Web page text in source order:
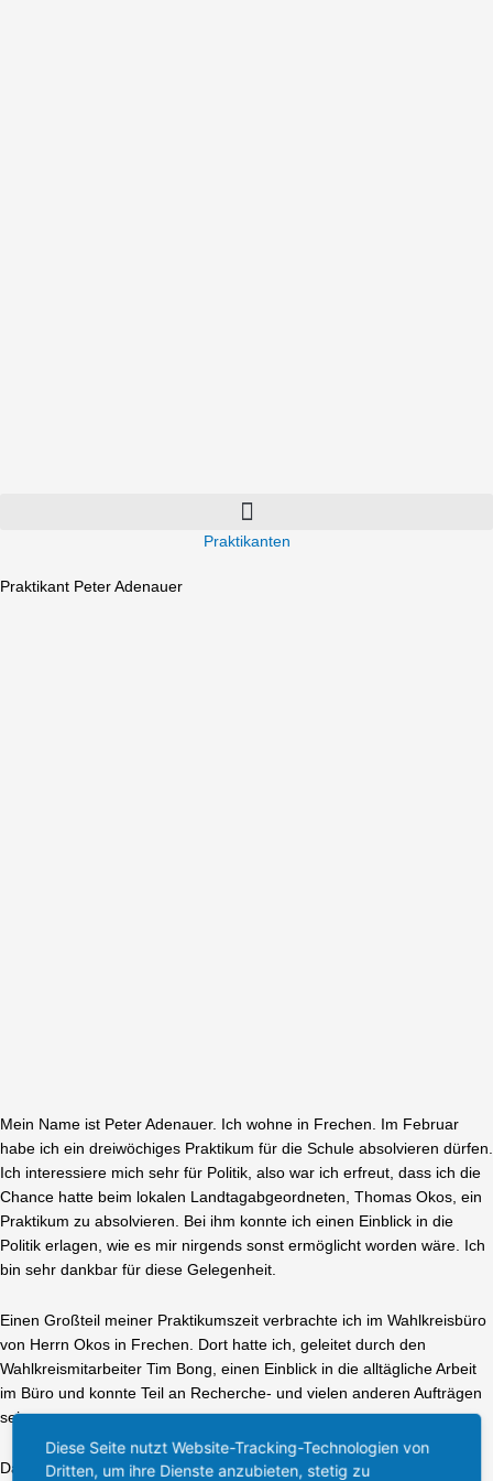
Praktikanten
Praktikant Peter Adenauer
Mein Name ist Peter Adenauer. Ich wohne in Frechen. Im Februar
habe ich ein dreiwöchiges Praktikum für die Schule absolvieren dürfen.
Ich interessiere mich sehr für Politik, also war ich erfreut, dass ich die
Chance hatte beim lokalen Landtagabgeordneten, Thomas Okos, ein
Praktikum zu absolvieren. Bei ihm konnte ich einen Einblick in die
Politik erlagen, wie es mir nirgends sonst ermöglicht worden wäre. Ich
bin sehr dankbar für diese Gelegenheit.
Einen Großteil meiner Praktikumszeit verbrachte ich im Wahlkreisbüro
von Herrn Okos in Frechen. Dort hatte ich, geleitet durch den
Wahlkreismitarbeiter Tim Bong, einen Einblick in die alltägliche Arbeit
im Büro und konnte Teil an Recherche- und vielen anderen Aufträgen
sein.
Das absolute Highlight war mein Besuch im Landtag am 14. Ich hatte
Diese Seite nutzt Website-Tracking-Technologien von
Dritten, um ihre Dienste anzubieten, stetig zu